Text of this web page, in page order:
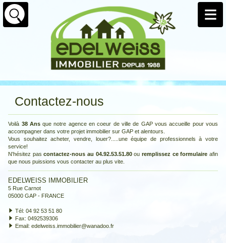
Contactez-nous
Voilà 38 Ansque notre agence en coeur de ville de GAP vous accueille pour vous
accompagner dans votre projet immobilier sur GAP et alentours.
Vous souhaitez acheter, vendre, louer?.....une équipe de professionnels à votre
service!
N'hésitez pascontactez-nous au 04.92.53.51.80ou remplissez ce formulaire afin
que nous puissions vous contacter au plus vite.
EDELWEISS IMMOBILIER
5 Rue Carnot
05000 GAP - FRANCE
Tél: 04 92 53 51 80
Fax: 0492539306
Email:edelweiss.immobilier@wanadoo.fr